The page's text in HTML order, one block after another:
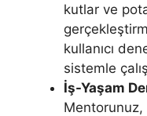
kutlar ve
kullanıcı
sistemle
İş-Yaşam
Mentorunuz,